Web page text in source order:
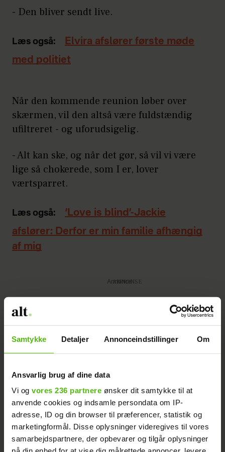
Samtykke Detaljer Annonceindstillinger Om
Ansvarlig brug af dine data
Vi og vores 236 partnere ønsker dit samtykke til at
anvende cookies og indsamle persondata om IP-
adresse, ID og din browser til præferencer, statistik og
marketingformål. Disse oplysninger videregives til vores
samarbejdspartnere, der opbevarer og tilgår oplysninger
- Den bliver sendt live.
Læs også:
Elvira afslører første møde
med politiet
Når den kommende reunion løber over
skærmen, vil den altså være fuldstændig
ufiltreret - og uforudsigelig.
- Alt kan ske, og når det gør, så vil vi være
lige så chokerede, som I er, lover
værtsparret.
Læs også:
‘Love is blind’-Jackie
afslører: Derfor er min familie afhængig
af mig
Annonce
Det er første gang i historien, at Netflix
sender genforeningen direkte - og vi må
se, om det bliver den sidste.
- Der bliver meget at fordøje.